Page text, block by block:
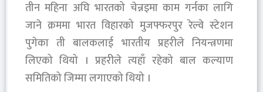
तीन महिना अघि भारतको चेन्नइमा काम गर्नका लागि
जाने क्रममा भारत विहारको मुजफ्फरपुर रेल्वे स्टेशन
पुगेका ती बालकलाई भारतीय प्रहरीले नियन्त्रणमा
लिएको थियो । प्रहरीले त्यहाँ रहेको बाल कल्याण
समितिको जिम्मा लगाएको थियो ।